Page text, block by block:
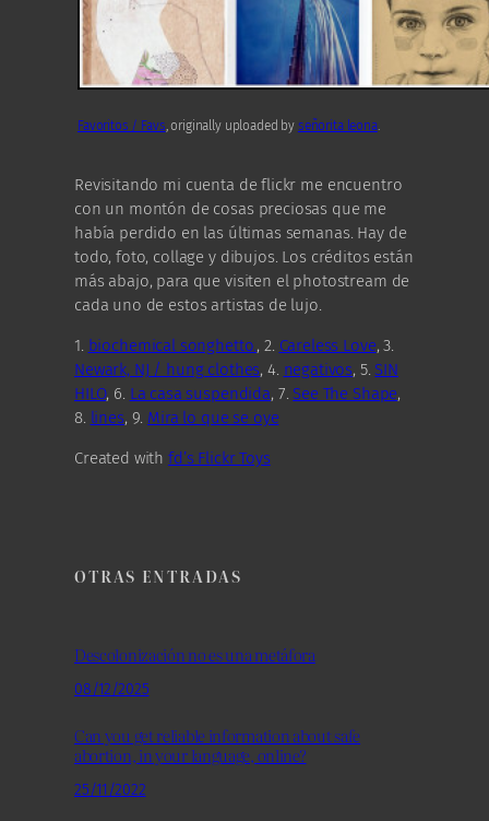
Favoritos / Favs, originally uploaded by señorita leona.
Revisitando mi cuenta de flickr me encuentro
con un montón de cosas preciosas que me
había perdido en las últimas semanas. Hay de
todo, foto, collage y dibujos. Los créditos están
más abajo, para que visiten el photostream de
cada uno de estos artistas de lujo.
1. biochemical songhetto., 2. Careless Love, 3.
Newark, NJ / hung clothes, 4. negativos, 5.SIN
HILO, 6. La casa suspendida, 7.See The Shape,
8. lines, 9. Mira lo que se oye
Created withfd’s Flickr Toys
OTRAS ENTRADAS
Descolonización no es una metáfora
08/12/2025
Can you get reliable information about safe
abortion, in your language, online?
25/11/2022